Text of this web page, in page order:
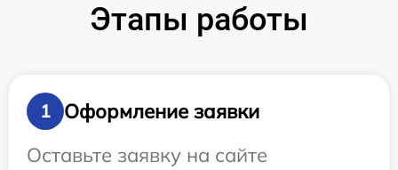
Этапы работы
1
Оформление заявки
Оставьте заявку на сайте